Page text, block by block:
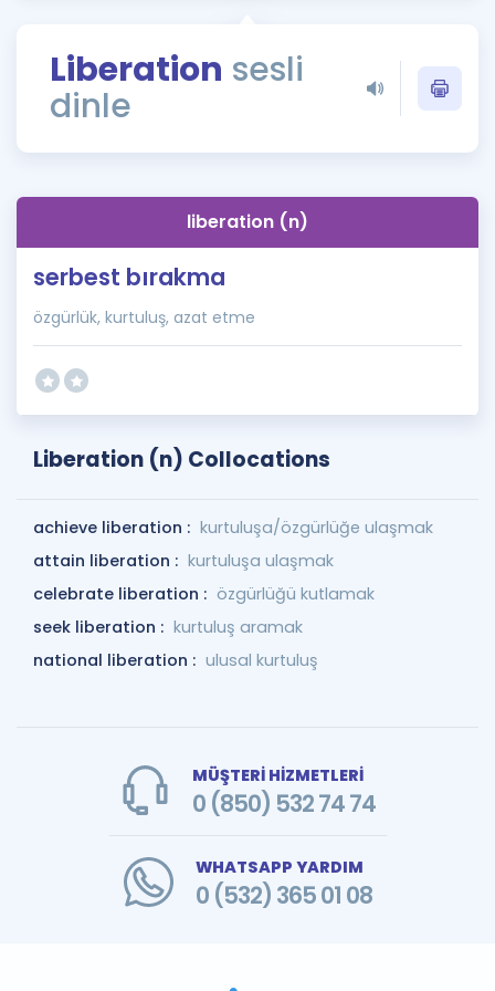
Rehberlik Aracı
ÖSYM Sınav Takvimi
İngilizce Gramer
Liberation sesli
dinle
liberation (n)
serbest bırakma
özgürlük, kurtuluş, azat etme
Liberation (n) Collocations
achieve liberation : kurtuluşa/özgürlüğe ulaşmak
attain liberation : kurtuluşa ulaşmak
celebrate liberation : özgürlüğü kutlamak
seek liberation : kurtuluş aramak
national liberation : ulusal kurtuluş
MÜŞTERİ HİZMETLERİ
0 (850) 532 74 74
WHATSAPP YARDIM
0 (532) 365 01 08